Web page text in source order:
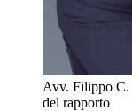
Avv. Filippo C.
del rapporto